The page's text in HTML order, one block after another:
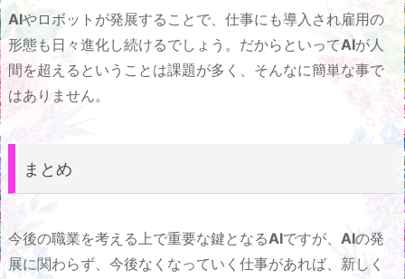
AIやロボットが発展することで、仕事にも導入され雇用の
形態も日々進化し続けるでしょう。だからといってAIが人
間を超えるということは課題が多く、そんなに簡単な事で
はありません。
まとめ
今後の職業を考える上で重要な鍵となるAIですが、 AIの発
展に関わらず、今後なくなっていく仕事があれば、新しく